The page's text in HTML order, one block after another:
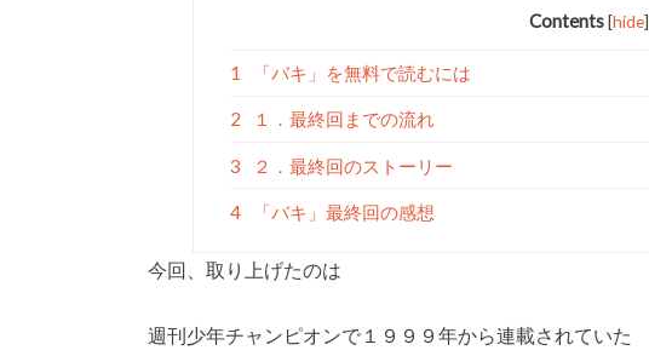
Contents [hide]
1 「バキ」を無料で読むには
2 １．最終回までの流れ
3 ２．最終回のストーリー
4 「バキ」最終回の感想
今回、取り上げたのは
週刊少年チャンピオンで１９９９年から連載されていた